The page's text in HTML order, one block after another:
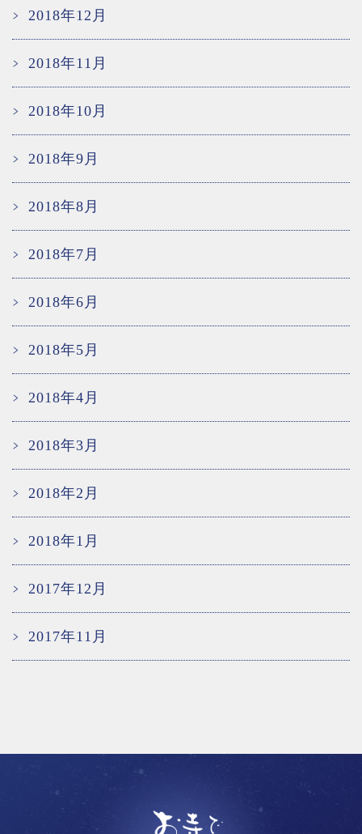
2018年12月
2018年11月
2018年10月
2018年9月
2018年8月
2018年7月
2018年6月
2018年5月
2018年4月
2018年3月
2018年2月
2018年1月
2017年12月
2017年11月